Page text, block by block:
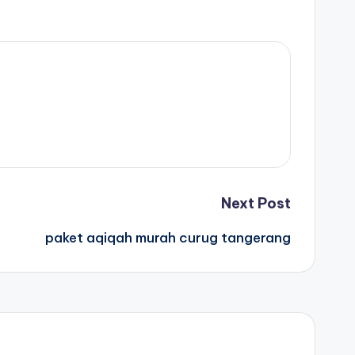
Next Post
paket aqiqah murah curug tangerang